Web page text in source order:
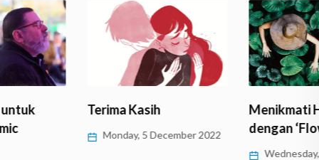
Terima Kasih
Monday, 5 December 2022
Menikmati Hidup
dengan ‘Flow State’
Wednesday, 5 October